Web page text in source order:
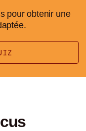
pour obtenir une